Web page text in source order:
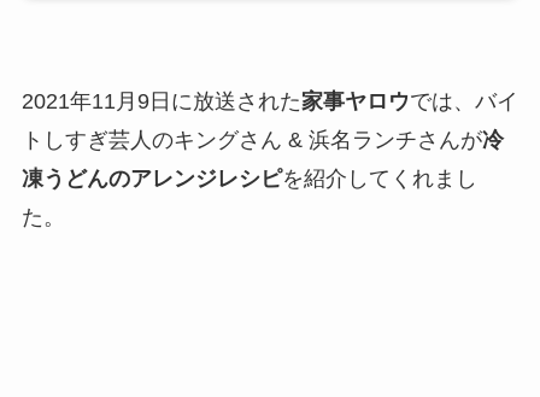
2021年11月9日に放送された家事ヤロウでは、バイ
トしすぎ芸人のキングさん & 浜名ランチさんが冷
凍うどんのアレンジレシピを紹介してくれまし
た。